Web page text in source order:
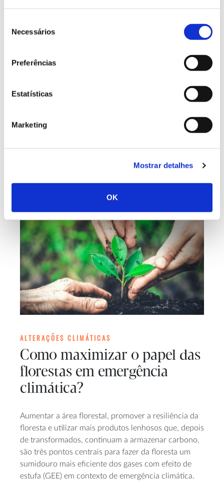
Necessários
Preferências
Estatísticas
Marketing
Mostrar detalhes
OK
Climate Change Resource Center
Conteúdo atualizado a 18 de setembro de 2019
VER TODAS AS PERGUNTAS
ALTERAÇÕES CLIMÁTICAS
Como maximizar o papel das
florestas em emergência
climática?
Aumentar a área florestal, promover a resiliência da
floresta e utilizar mais produtos lenhosos que, depois
de transformados, continuam a armazenar carbono,
são três pontos centrais para fazer da floresta um
sumidouro mais eficiente dos gases com efeito de
estufa (GEE) em contexto de emergência climática.